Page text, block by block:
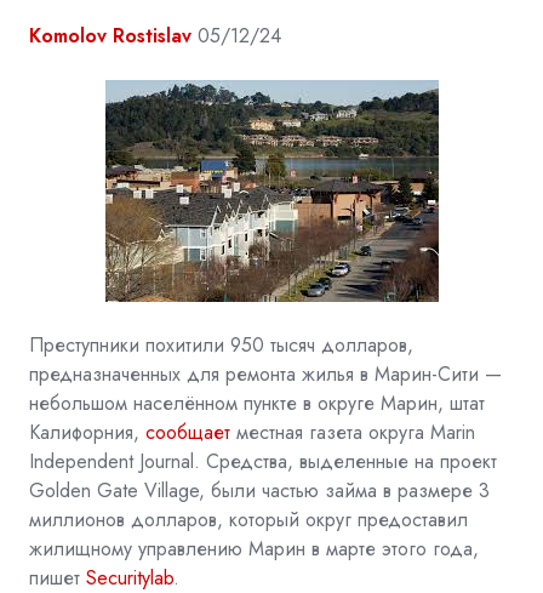
Komolov Rostislav 05/12/24
Преступники похитили 950 тысяч долларов,
предназначенных для ремонта жилья в Марин-Сити —
небольшом населённом пункте в округе Марин, штат
Калифорния, сообщает местная газета округа Marin
Independent Journal. Средства, выделенные на проект
Golden Gate Village, были частью займа в размере 3
миллионов долларов, который округ предоставил
жилищному управлению Марин в марте этого года,
пишет Securitylab.